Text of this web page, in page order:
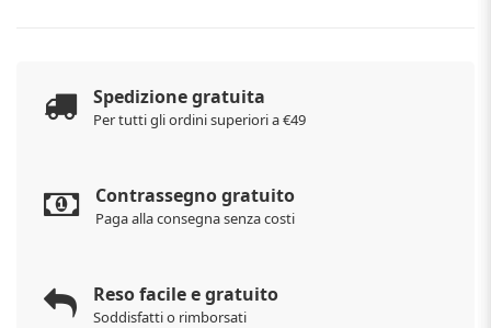
Spedizione gratuita
Per tutti gli ordini superiori a €49
Contrassegno gratuito
Paga alla consegna senza costi
Reso facile e gratuito
Soddisfatti o rimborsati